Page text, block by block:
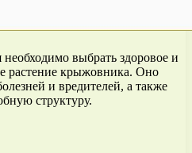
выбрать здоровое и
растение крыжовника. Оно
и вредителей, а также
структуру.